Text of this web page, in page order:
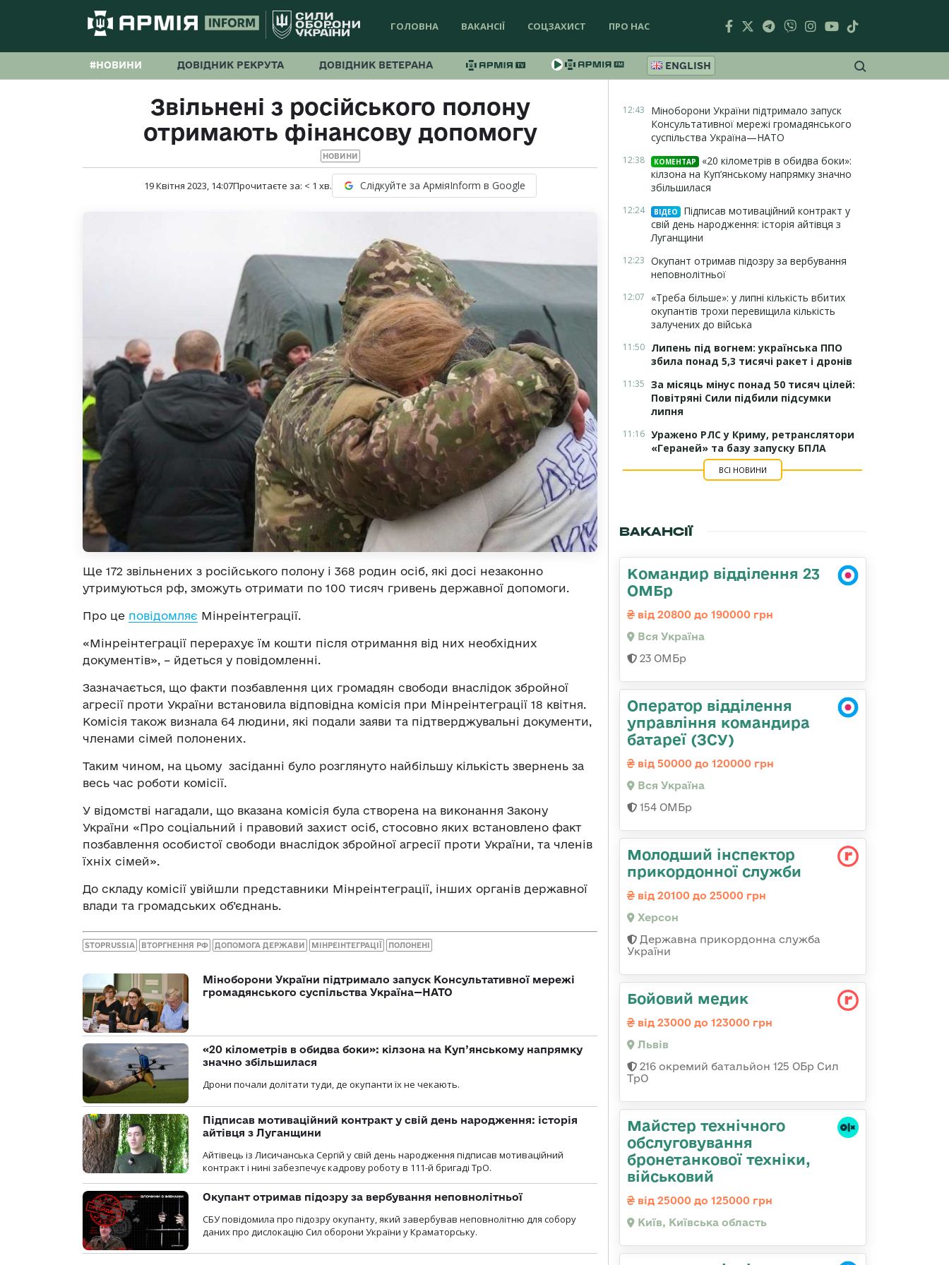
ГОЛОВНА ВАКАНСІЇ СОЦЗАХИСТ ПРО НАС
#НОВИНИ ДОВІДНИК РЕКРУТА ДОВІДНИК ВЕТЕРАНА ENGLISH
Звільнені з російського полону
отримають фінансову допомогу
НОВИНИ
19 Квітня 2023, 14:07Прочитаєте за: < 1 хв. Слідкуйте за АрміяInform в Google
Ще 172 звільнених з російського полону і 368 родин осіб, які досі незаконно
утримуються рф, зможуть отримати по 100 тисяч гривень державної допомоги.
Про це повідомляє Мінреінтеграції.
«Мінреінтеграції перерахує їм кошти після отримання від них необхідних
документів», – йдеться у повідомленні.
Зазначається, що факти позбавлення цих громадян свободи внаслідок збройної
агресії проти України встановила відповідна комісія при Мінреінтеграції 18 квітня.
Комісія також визнала 64 людини, які подали заяви та підтверджувальні документи,
членами сімей полонених.
Таким чином, на цьому засіданні було розглянуто найбільшу кількість звернень за
весь час роботи комісії.
У відомстві нагадали, що вказана комісія була створена на виконання Закону
України «Про соціальний і правовий захист осіб, стосовно яких встановлено факт
позбавлення особистої свободи внаслідок збройної агресії проти України, та членів
їхніх сімей».
До складу комісії увійшли представники Мінреінтеграції, інших органів державної
влади та громадських об’єднань.
STOPRUSSIA ВТОРГНЕННЯ РФ ДОПОМОГА ДЕРЖАВИ МІНРЕІНТЕГРАЦІЇ ПОЛОНЕНІ
Міноборони України підтримало запуск Консультативної мережі
громадянського суспільства Україна—НАТО
«20 кілометрів в обидва боки»: кілзона на Куп’янському напрямку
значно збільшилася
Дрони почали долітати туди, де окупанти їх не чекають.
Підписав мотиваційний контракт у свій день народження: історія
айтівця з Луганщини
Айтівець із Лисичанська Сергій у свій день народження підписав мотиваційний
контракт і нині забезпечує кадрову роботу в 111-й бригаді ТрО.
Окупант отримав підозру за вербування неповнолітньої
СБУ повідомила про підозру окупанту, який завербував неповнолітню для собору
даних про дислокацію Сил оборони України у Краматорську.
12:43
Міноборони України підтримало запуск
Консультативної мережі громадянського
суспільства Україна—НАТО
12:38 КОМЕНТАР
«20 кілометрів в обидва боки»:
кілзона на Куп’янському напрямку значно
збільшилася
12:24 ВІДЕО
Підписав мотиваційний контракт у
свій день народження: історія айтівця з
Луганщини
12:23 Окупант отримав підозру за вербування
неповнолітньої
12:07
«Треба більше»: у липні кількість вбитих
окупантів трохи перевищила кількість
залучених до війська
11:50 Липень під вогнем: українська ППО
збила понад 5,3 тисячі ракет і дронів
11:35 За місяць мінус понад 50 тисяч цілей:
Повітряні Сили підбили підсумки
липня
11:16 Уражено РЛС у Криму, ретранслятори
«Гераней» та базу запуску БПЛА
ВСІ НОВИНИ
ВАКАНСІЇ
Командир відділення 23
ОМБр
від 20800 до 190000 грн
Вся Україна
23 ОМБр
Оператор відділення
управління командира
батареї (ЗСУ)
від 50000 до 120000 грн
Вся Україна
154 ОМБр
Молодший інспектор
прикордонної служби
від 20100 до 25000 грн
Херсон
Державна прикордонна служба
України
Бойовий медик
від 23000 до 123000 грн
Львів
216 окремий батальйон 125 ОБр Сил
ТрО
Майстер технічного
обслуговування
бронетанкової техніки,
військовий
від 25000 до 125000 грн
Київ, Київська область